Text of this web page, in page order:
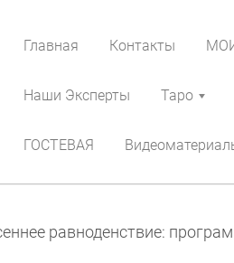
Главная Контакты
Наши Эксперты Таро
ГОСТЕВАЯ
равноденствие: